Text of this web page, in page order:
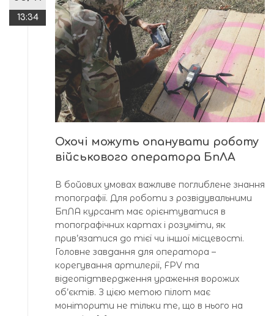
13:34
Охочі можуть опанувати роботу
військового оператора БпЛА
В бойових умовах важливе поглиблене знання
топографії. Для роботи з розвідувальними
БпЛА курсант має орієнтуватися в
топографічних картах і розуміти, як
прив’язатися до тієї чи іншої місцевості.
Головне завдання для оператора –
корегування артилерії, FPV та
відеопідтвердження ураження ворожих
об’єктів. З цією метою пілот має
моніторити не тільки те, що в нього на